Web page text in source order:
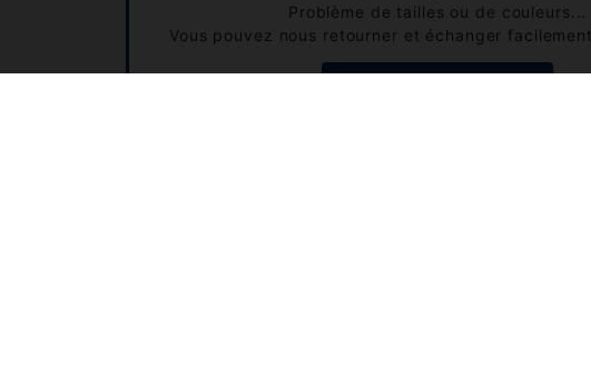
Problème de tailles ou de couleurs...
Vous pouvez nous retourner et échanger